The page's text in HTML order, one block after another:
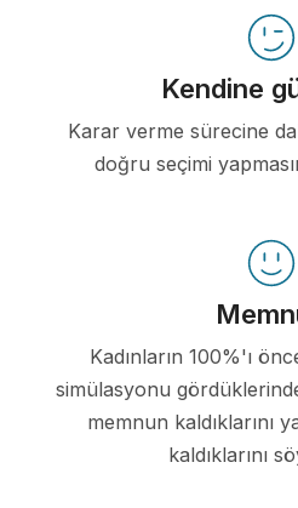
Kendine
Karar verme sürecine
doğru seçimi
Kadınların 100%'ı
simülasyonu
memnun kaldıklarını
kaldıklarını